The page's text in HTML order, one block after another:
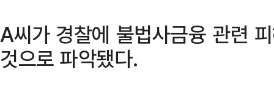
A씨가 경찰에 불법사금융 관련
것으로 파악됐다.